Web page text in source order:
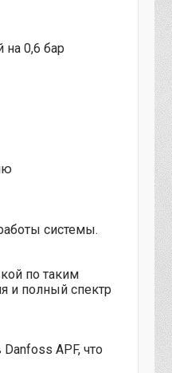
на 0,6 бар
системы.
по таким
и полный спектр
APF, что